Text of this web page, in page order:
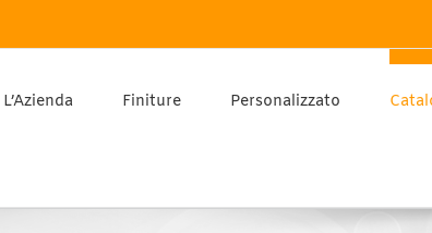
L’Azienda Finiture Personalizzato